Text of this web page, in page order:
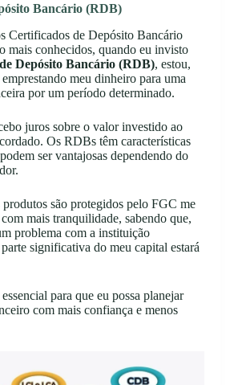
Bancário (RDB)
Certificados de Depósito Bancário
mais conhecidos, quando eu invisto
Depósito Bancário (RDB), estou,
meu dinheiro para uma
por um período determinado.
juros sobre o valor investido ao
Os RDBs têm características
ser vantajosas dependendo do
produtos são protegidos pelo FGC me
mais tranquilidade, sabendo que,
problema com a instituição
significativa do meu capital estará
para que eu possa planejar
com mais confiança e menos